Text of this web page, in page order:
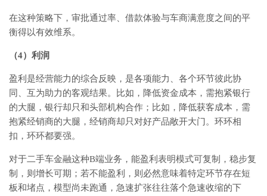
在这种策略下，审批通过率、借款体验与车商满意度之间的平
衡得以有效维系。
（4）利润
盈利是经营能力的综合反映，是各项能力、各个环节彼此协
同、互为助力的客观结果。比如，降低资金成本，需抱紧银行
的大腿，银行却只和头部机构合作；比如，降低获客成本，需
抱紧经销商的大腿，经销商却只对好产品敞开大门。环环相
扣，环环都要强。
对于二手车金融这种B端业务，能盈利表明模式可复制，稳步复
制，则增长可期；若不能盈利，则必然意味着特定环节存在短
板和堵点，模型尚未跑通，急速扩张往往落个急速收缩的下